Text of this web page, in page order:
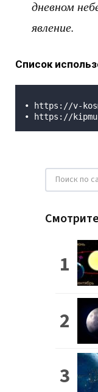
дневном
явление.
Список
• https://v-
• https://